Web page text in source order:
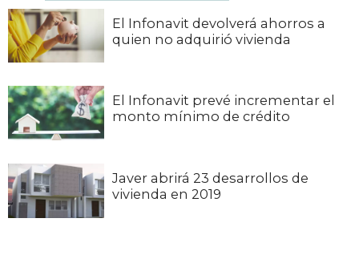
El Infonavit devolverá ahorros a
quien no adquirió vivienda
El Infonavit prevé incrementar el
monto mínimo de crédito
Javer abrirá 23 desarrollos de
vivienda en 2019